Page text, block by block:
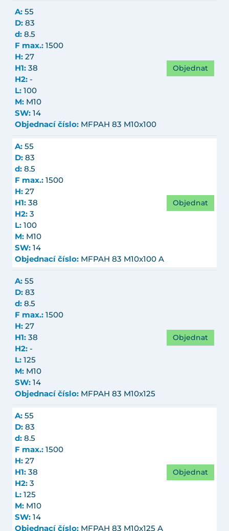
A: 55
D: 83
d: 8.5
F max.: 1500
H: 27
H1: 38
H2: -
L: 100
M: M10
SW: 14
Objednací číslo: MFPAH 83 M10x100
Objednat
A: 55
D: 83
d: 8.5
F max.: 1500
H: 27
H1: 38
H2: 3
L: 100
M: M10
SW: 14
Objednací číslo: MFPAH 83 M10x100 A
Objednat
A: 55
D: 83
d: 8.5
F max.: 1500
H: 27
H1: 38
H2: -
L: 125
M: M10
SW: 14
Objednací číslo: MFPAH 83 M10x125
Objednat
A: 55
D: 83
d: 8.5
F max.: 1500
H: 27
H1: 38
H2: 3
L: 125
M: M10
SW: 14
Objednací číslo: MFPAH 83 M10x125 A
Objednat